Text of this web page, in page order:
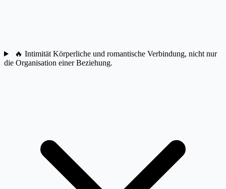
🔥 Intimität Körperliche und romantische Verbindung, nicht nur
die Organisation einer Beziehung.